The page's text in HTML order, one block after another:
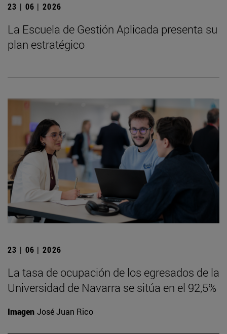
23 | 06 | 2026
La Escuela de Gestión Aplicada presenta su
plan estratégico
23 | 06 | 2026
La tasa de ocupación de los egresados de la
Universidad de Navarra se sitúa en el 92,5%
Imagen José Juan Rico